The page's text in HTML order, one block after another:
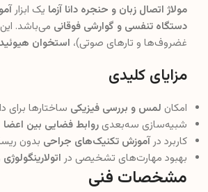
مولاژ اتصال زبان و حنجره دانا آزما یک ابزار
دستگاه تنفسی و گوارشی فوقانی می‌باشد.
غضروف‌ها و تارهای صوتی)، استخوان هیوئید
مزایای کلیدی
امکان لمس و بررسی فیزیکی ساختارها برای
شبیه‌سازی سه‌بعدیروابط فضایی بین اعضا
کاربرد درآموزش تکنیک‌های جراحی بدون
بهبود مهارت‌های تشخیصی در اتولارینگولوژی
مشخصات فنی